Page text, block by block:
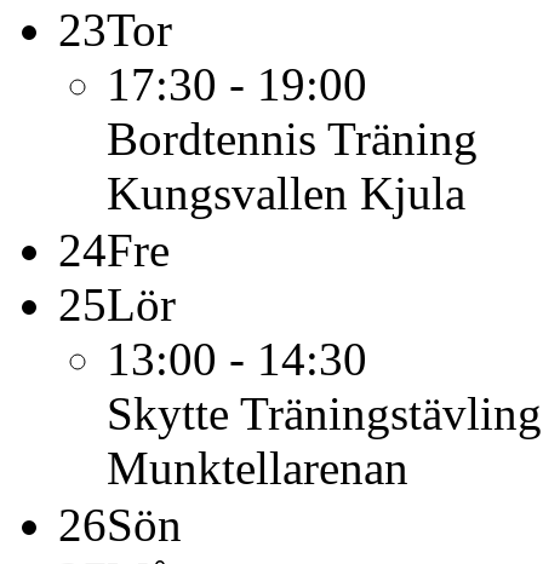
23Tor
17:30 - 19:00
Bordtennis Träning
Kungsvallen Kjula
24Fre
25Lör
13:00 - 14:30
Skytte Träningstävling
Munktellarenan
26Sön